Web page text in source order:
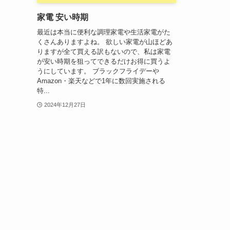
家電 安い時期
最近は本当に便利な調理家電や生活家電がた
くさんありますよね。 欲しい家電が山ほどあ
りますが全て買える訳もないので、私は家電
が安い時期を狙ってできるだけお得に買うよ
うにしています。 ブラックフライデーや
Amazon・楽天などで1年に数回実施される
特...
2024年12月27日